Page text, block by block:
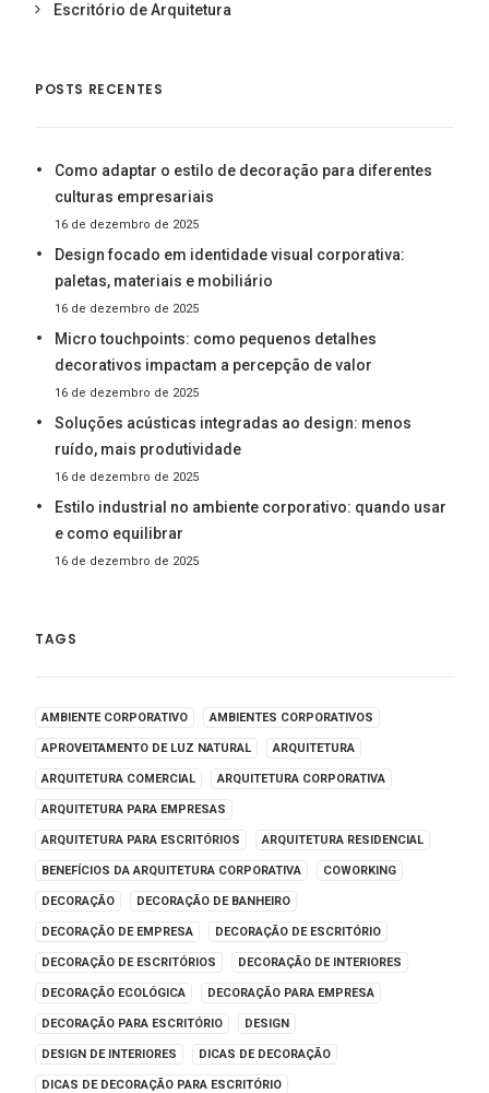
Escritório de Arquitetura
POSTS RECENTES
Como adaptar o estilo de decoração para diferentes
culturas empresariais
16 de dezembro de 2025
Design focado em identidade visual corporativa:
paletas, materiais e mobiliário
16 de dezembro de 2025
Micro touchpoints: como pequenos detalhes
decorativos impactam a percepção de valor
16 de dezembro de 2025
Soluções acústicas integradas ao design: menos
ruído, mais produtividade
16 de dezembro de 2025
Estilo industrial no ambiente corporativo: quando usar
e como equilibrar
16 de dezembro de 2025
TAGS
AMBIENTE CORPORATIVO AMBIENTES CORPORATIVOS
APROVEITAMENTO DE LUZ NATURAL ARQUITETURA
ARQUITETURA COMERCIAL ARQUITETURA CORPORATIVA
ARQUITETURA PARA EMPRESAS
ARQUITETURA PARA ESCRITÓRIOS ARQUITETURA RESIDENCIAL
BENEFÍCIOS DA ARQUITETURA CORPORATIVA COWORKING
DECORAÇÃO DECORAÇÃO DE BANHEIRO
DECORAÇÃO DE EMPRESA DECORAÇÃO DE ESCRITÓRIO
DECORAÇÃO DE ESCRITÓRIOS DECORAÇÃO DE INTERIORES
DECORAÇÃO ECOLÓGICA DECORAÇÃO PARA EMPRESA
DECORAÇÃO PARA ESCRITÓRIO DESIGN
DESIGN DE INTERIORES DICAS DE DECORAÇÃO
DICAS DE DECORAÇÃO PARA ESCRITÓRIO